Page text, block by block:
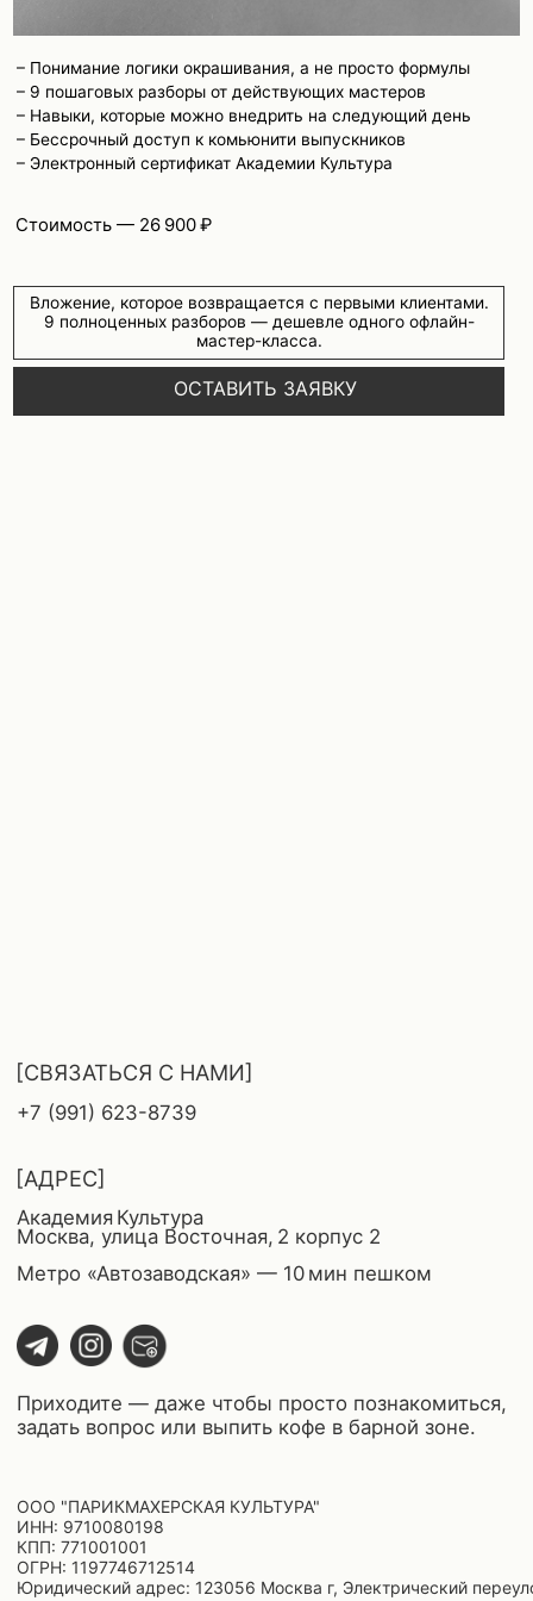
её деятельность на территории РФ запрещена